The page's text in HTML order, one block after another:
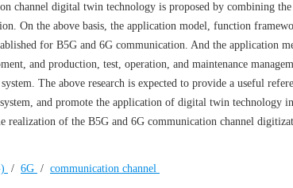
channel digital twin technology is proposed by combining
On the above basis, the application model, function
for B5G and 6G communication. And the application
and production, test, operation, and maintenance
The above research is expected to provide a useful
and promote the application of digital twin technology
realization of the B5G and 6G communication channel
/ 6G / communication channel